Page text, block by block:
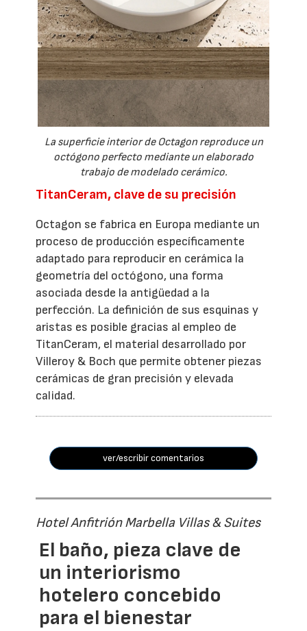
La superficie interior de Octagon reproduce un
octógono perfecto mediante un elaborado
trabajo de modelado cerámico.
TitanCeram, clave de su precisión
Octagon se fabrica en Europa mediante un
proceso de producción específicamente
adaptado para reproducir en cerámica la
geometría del octógono, una forma
asociada desde la antigüedad a la
perfección. La definición de sus esquinas y
aristas es posible gracias al empleo de
TitanCeram, el material desarrollado por
Villeroy & Boch que permite obtener piezas
cerámicas de gran precisión y elevada
calidad.
ver/escribir comentarios
Hotel Anfitrión Marbella Villas & Suites
El baño, pieza clave de
un interiorismo
hotelero concebido
para el bienestar